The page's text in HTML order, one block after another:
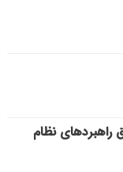
راهبردهای نظام